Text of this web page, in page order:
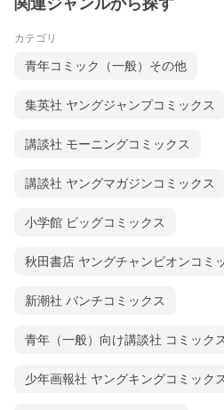
関連ジャンルから探す
カテゴリ
青年コミック（一般）その他
集英社 ヤングジャンプコミックス
講談社 モーニングコミックス
講談社 ヤングマガジンコミックス
小学館 ビッグコミックス
秋田書店 ヤングチャンピオンコミ
新潮社 バンチコミックス
青年（一般）向け講談社 コミック
少年画報社 ヤングキングコミック